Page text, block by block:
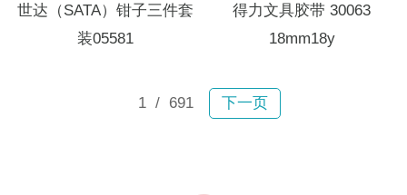
世达（SATA）钳子三件套
装05581
得力文具胶带 30063
18mm18y
1/ 691 下一页